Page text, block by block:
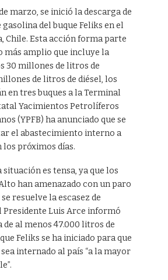
marzo, se inició la descarga de
del buque Feliks en el
Chile. Esta acción forma parte
más amplio que incluye la
30 millones de litros de
de litros de diésel, los
en tres buques a la Terminal
Yacimientos Petrolíferos
(YPFB) ha anunciado que se
el abastecimiento interno a
los próximos días.
situación es tensa, ya que los
han amenazado con un paro
resuelve la escasez de
Presidente Luis Arce informó
de al menos 47.000 litros de
Feliks se ha iniciado para que
internado al país “a la mayor